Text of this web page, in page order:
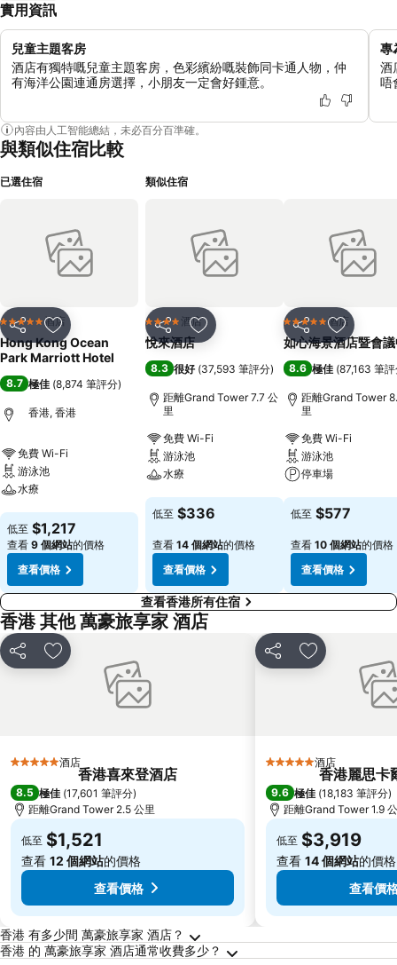
實用資訊
兒童主題客房
酒店有獨特嘅兒童主題客房，色彩繽紛嘅裝飾同卡通人物，仲
有海洋公園連通房選擇，小朋友一定會好鍾意。
專
酒
唔
內容由人工智能總結，未必百分百準確。
與類似住宿比較
已選住宿
分享 放到收藏夾
5 星級 酒店
Hong Kong Ocean
Park Marriott Hotel
8.7 極佳 (8,874 筆評分)
香港, 香港
免費 Wi-Fi
游泳池
水療
查看價格
低至 $1,217
查看 9 個網站的價格
查看價格
類似住宿
分享 放到收藏夾
4 星級 酒店
悅來酒店
8.3 很好 (37,593 筆評分)
距離Grand Tower 7.7 公
里
免費 Wi-Fi
游泳池
水療
查看價格
低至 $336
查看 14 個網站的價格
查看價格
分享 放到收藏
5 星級 酒店
如心海景酒店暨會
8.6 極佳 (87,163 筆
距離Grand Tower
里
免費 Wi-Fi
游泳池
停車場
查看價格
低至 $577
查看 10 個網站的價格
查看價格
查看香港所有住宿
香港 其他 萬豪旅享家 酒店
分享 放到收藏夾
5 星級 酒店
香港喜來登酒店
8.5 極佳 (17,601 筆評分)
距離Grand Tower 2.5 公里
低至 $1,521
查看 12 個網站的價格
查看價格
分享 放到收藏夾
5 星級 酒店
香港麗思卡
9.6 極佳 (18,183 筆評分)
距離Grand Tower 1.9
低至 $3,919
查看 14 個網站的價格
查看價
關於香港的常見問答
香港 有多少間 萬豪旅享家 酒店？
香港 的 萬豪旅享家 酒店通常收費多少？